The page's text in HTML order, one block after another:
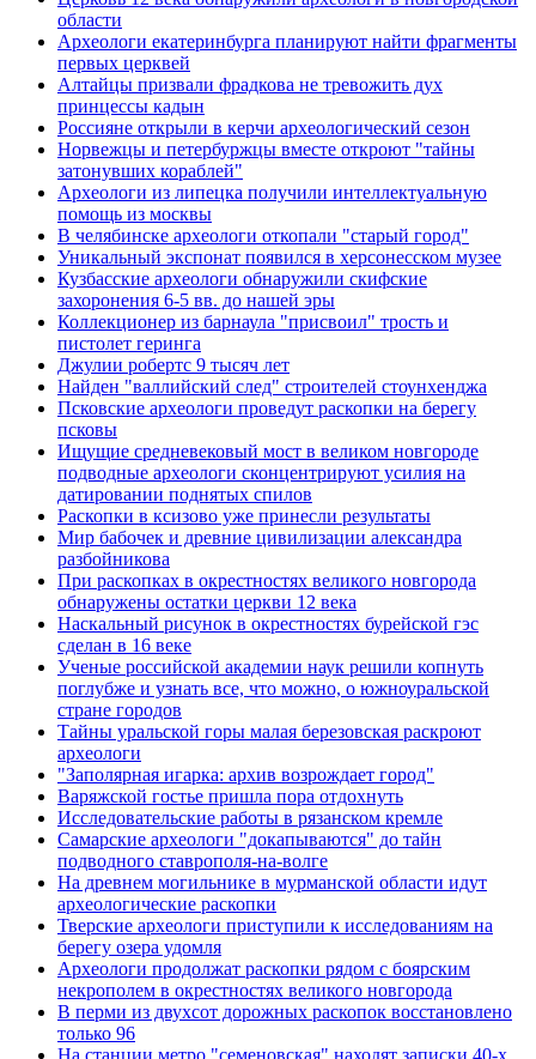
области
Археологи екатеринбурга планируют найти фрагменты
первых церквей
Алтайцы призвали фрадкова не тревожить дух
принцессы кадын
Россияне открыли в керчи археологический сезон
Норвежцы и петербуржцы вместе откроют "тайны
затонувших кораблей"
Археологи из липецка получили интеллектуальную
помощь из москвы
В челябинске археологи откопали "старый город"
Уникальный экспонат появился в херсонесском музее
Кузбасские археологи обнаружили скифские
захоронения 6-5 вв. до нашей эры
Коллекционер из барнаула "присвоил" трость и
пистолет геринга
Джулии робертс 9 тысяч лет
Найден "валлийский след" строителей стоунхенджа
Псковские археологи проведут раскопки на берегу
псковы
Ищущие средневековый мост в великом новгороде
подводные археологи сконцентрируют усилия на
датировании поднятых спилов
Раскопки в ксизово уже принесли результаты
Мир бабочек и древние цивилизации александра
разбойникова
При раскопках в окрестностях великого новгорода
обнаружены остатки церкви 12 века
Наскальный рисунок в окрестностях бурейской гэс
сделан в 16 веке
Ученые российской академии наук решили копнуть
поглубже и узнать все, что можно, о южноуральской
стране городов
Тайны уральской горы малая березовская раскроют
археологи
"Заполярная игарка: архив возрождает город"
Варяжской гостье пришла пора отдохнуть
Исследовательские работы в рязанском кремле
Самарские археологи "докапываются" до тайн
подводного ставрополя-на-волге
На древнем могильнике в мурманской области идут
археологические раскопки
Тверские археологи приступили к исследованиям на
берегу озера удомля
Археологи продолжат раскопки рядом с боярским
некрополем в окрестностях великого новгорода
В перми из двухсот дорожных раскопок восстановлено
только 96
На станции метро "семеновская" находят записки 40-х